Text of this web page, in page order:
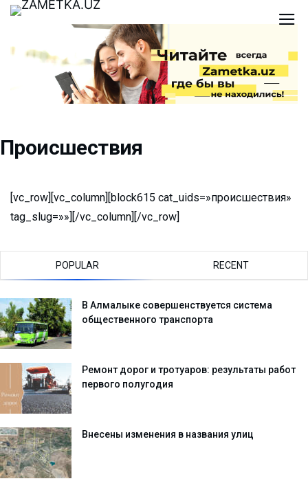
Происшествия
[vc_row][vc_column][block615 cat_uids=»происшествия»
tag_slug=»»][/vc_column][/vc_row]
POPULAR RECENT
В Алмалыке совершенствуется система
общественного транспорта
Ремонт дорог и тротуаров: результаты работ
первого полугодия
Внесены изменения в названия улиц